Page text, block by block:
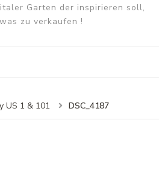
Garten der inspirieren soll,
zu verkaufen !
US 1 & 101
DSC_4187